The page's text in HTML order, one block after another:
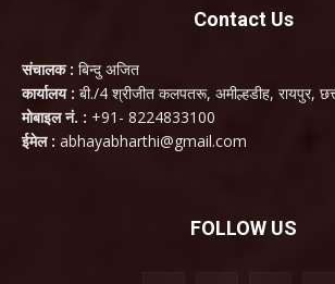
Contact Us
संचालक : बिन्दु अजित
कार्यालय : बी./4 श्रीजीत कलपतरू, अमील्हडीह, रायपुर,
मोबाइल नं. : +91- 8224833100
ईमेल : abhayabharthi@gmail.com
FOLLOW US